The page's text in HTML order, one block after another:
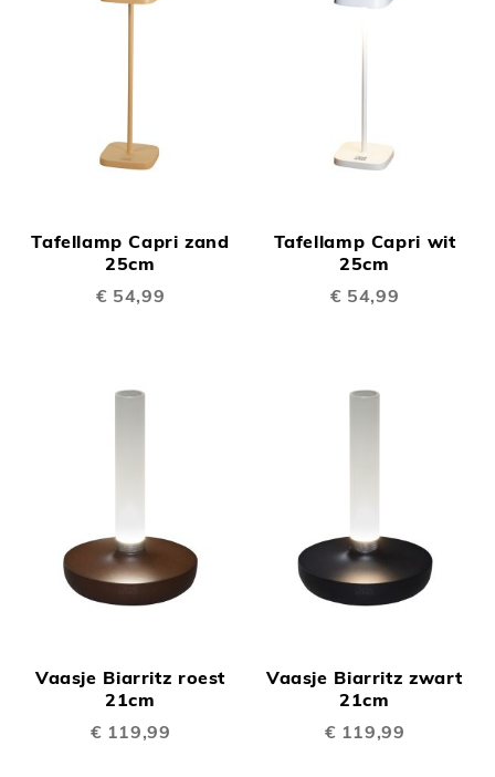
Tafellamp Capri zand
25cm
€ 54,99
Tafellamp Capri wit
25cm
€ 54,99
Vaasje Biarritz roest
21cm
€ 119,99
Vaasje Biarritz zwart
21cm
€ 119,99